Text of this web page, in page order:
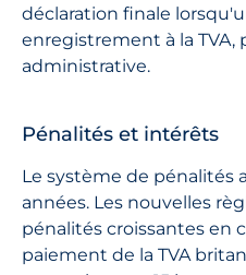
déclaration finale
enregistrement à la TVA,
administrative.
Pénalités et intérêts
Le système de pénalités
années. Les nouvelles
pénalités croissantes en
paiement de la TVA